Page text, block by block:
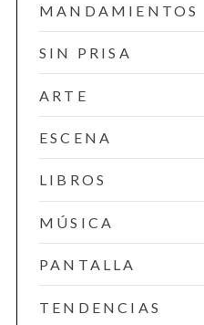
MANDAMIENTOS
SIN PRISA
ARTE
ESCENA
LIBROS
MÚSICA
PANTALLA
TENDENCIAS